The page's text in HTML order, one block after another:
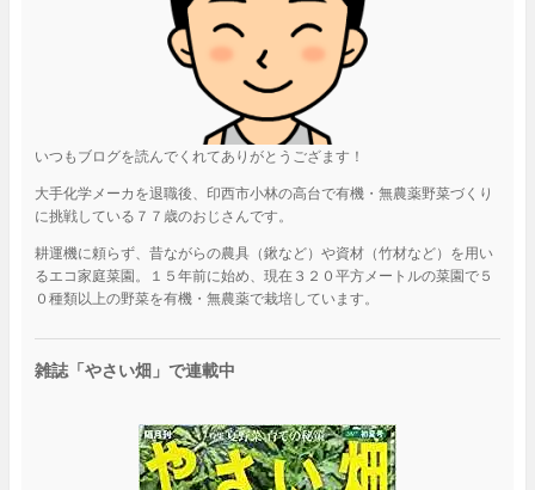
いつもブログを読んでくれてありがとうござます！
大手化学メーカを退職後、印西市小林の高台で有機・無農薬野菜づくり
に挑戦している７７歳のおじさんです。
耕運機に頼らず、昔ながらの農具（鍬など）や資材（竹材など）を用い
るエコ家庭菜園。１５年前に始め、現在３２０平方メートルの菜園で５
０種類以上の野菜を有機・無農薬で栽培しています。
雑誌「やさい畑」で連載中